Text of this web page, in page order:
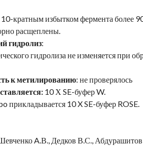
10-кратным избытком фермента
расщеплены.
гидролиз:
гидролиза не изменяется при
к метилированию: не проверялось
10 Х SE-буфер W.
прикладывается 10 X SE-буфер ROSE.
A.В., Дедков В.С.,